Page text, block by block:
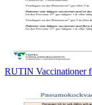
RUTIN Vaccinationer